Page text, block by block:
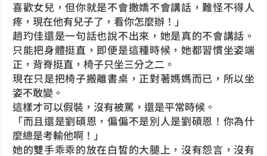
喜歡女兒，但你就是不會撒嬌不會講話，難怪不得人
疼，現在他有兒子了，看你怎麼辦！」
趙玓佳還是一句話也說不出來，她是真的不會講話。
只能把身體挺直，即便是這種時候，她都習慣坐姿端
正，背脊挺直，椅子只坐三分之二。
現在只是把椅子搬離書桌，正對著媽媽而已，所以坐
姿不敢變。
這樣才可以假裝，沒有被罵，還是平常時候。
「而且還是劉碩恩，偏偏不是別人是劉碩恩！你為什
麼總是考輸他啊！」
她的雙手乖乖的放在白皙的大腿上，沒有怨言，沒有